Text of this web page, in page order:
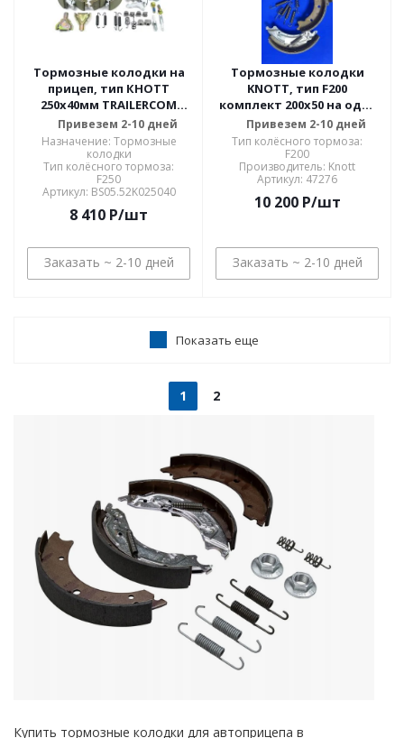
Тормозные колодки на
прицеп, тип КНОТТ
250x40мм TRAILERCOM
01065 SUPER SET,
расширенный комплект
на одну ось
Привезем 2-10 дней
Назначение: Тормозные
колодки
Тип колёсного тормоза:
F250
Артикул: BS05.52K025040
8 410 P/шт
Заказать ~ 2-10 дней
Тормозные колодки
KNOTT, тип F200
комплект 200х50 на одну
ось (Knott)
Привезем 2-10 дней
Тип колёсного тормоза:
F200
Прoизводитель: Knott
Артикул: 47276
10 200P/шт
Заказать ~ 2-10 дней
Показать еще
1 2
Купить тормозные колодки для автоприцепа в